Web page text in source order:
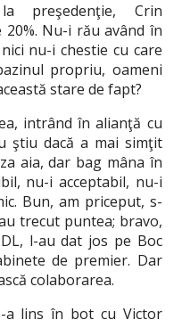
preşedenţie, Crin
Nu-i rău având în
nu-i chestie cu care
propriu, oameni
stare de fapt?
intrând în alianţă cu
ştiu dacă a mai simţit
aia, dar bag mâna în
nu-i acceptabil, nu-i
Bun, am priceput, s-
trecut puntea; bravo,
l-au dat jos pe Boc
de premier. Dar
colaborarea.
a lins în bot cu Victor